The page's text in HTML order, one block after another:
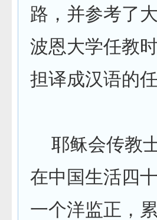
路，并参考了
波恩大学任教
担译成汉语的任
耶稣会传教
在中国生活四
一个洋监正，